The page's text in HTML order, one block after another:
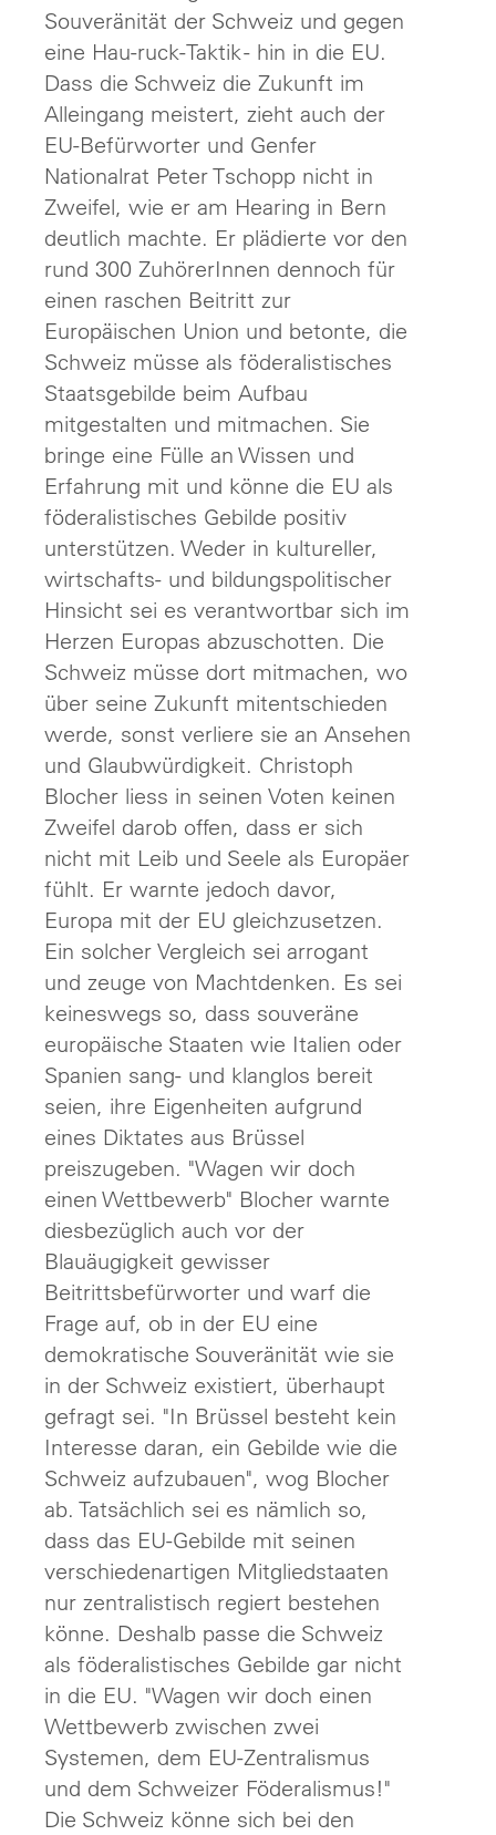
Souveränität der Schweiz und gegen
eine Hau-ruck-Taktik - hin in die EU.
Dass die Schweiz die Zukunft im
Alleingang meistert, zieht auch der
EU-Befürworter und Genfer
Nationalrat Peter Tschopp nicht in
Zweifel, wie er am Hearing in Bern
deutlich machte. Er plädierte vor den
rund 300 ZuhörerInnen dennoch für
einen raschen Beitritt zur
Europäischen Union und betonte, die
Schweiz müsse als föderalistisches
Staatsgebilde beim Aufbau
mitgestalten und mitmachen. Sie
bringe eine Fülle an Wissen und
Erfahrung mit und könne die EU als
föderalistisches Gebilde positiv
unterstützen. Weder in kultureller,
wirtschafts- und bildungspolitischer
Hinsicht sei es verantwortbar sich im
Herzen Europas abzuschotten. Die
Schweiz müsse dort mitmachen, wo
über seine Zukunft mitentschieden
werde, sonst verliere sie an Ansehen
und Glaubwürdigkeit. Christoph
Blocher liess in seinen Voten keinen
Zweifel darob offen, dass er sich
nicht mit Leib und Seele als Europäer
fühlt. Er warnte jedoch davor,
Europa mit der EU gleichzusetzen.
Ein solcher Vergleich sei arrogant
und zeuge von Machtdenken. Es sei
keineswegs so, dass souveräne
europäische Staaten wie Italien oder
Spanien sang- und klanglos bereit
seien, ihre Eigenheiten aufgrund
eines Diktates aus Brüssel
preiszugeben. "Wagen wir doch
einen Wettbewerb" Blocher warnte
diesbezüglich auch vor der
Blauäugigkeit gewisser
Beitrittsbefürworter und warf die
Frage auf, ob in der EU eine
demokratische Souveränität wie sie
in der Schweiz existiert, überhaupt
gefragt sei. "In Brüssel besteht kein
Interesse daran, ein Gebilde wie die
Schweiz aufzubauen", wog Blocher
ab. Tatsächlich sei es nämlich so,
dass das EU-Gebilde mit seinen
verschiedenartigen Mitgliedstaaten
nur zentralistisch regiert bestehen
könne. Deshalb passe die Schweiz
als föderalistisches Gebilde gar nicht
in die EU. "Wagen wir doch einen
Wettbewerb zwischen zwei
Systemen, dem EU-Zentralismus
und dem Schweizer Föderalismus!"
Die Schweiz könne sich bei den